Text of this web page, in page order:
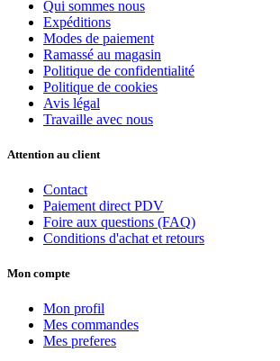
Qui sommes nous
Expéditions
Modes de paiement
Ramassé au magasin
Politique de confidentialité
Politique de cookies
Avis légal
Travaille avec nous
Attention au client
Contact
Paiement direct PDV
Foire aux questions (FAQ)
Conditions d'achat et retours
Mon compte
Mon profil
Mes commandes
Mes preferes